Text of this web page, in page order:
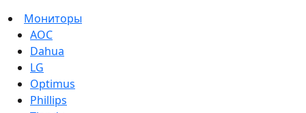
Мониторы
AOC
Dahua
LG
Optimus
Phillips